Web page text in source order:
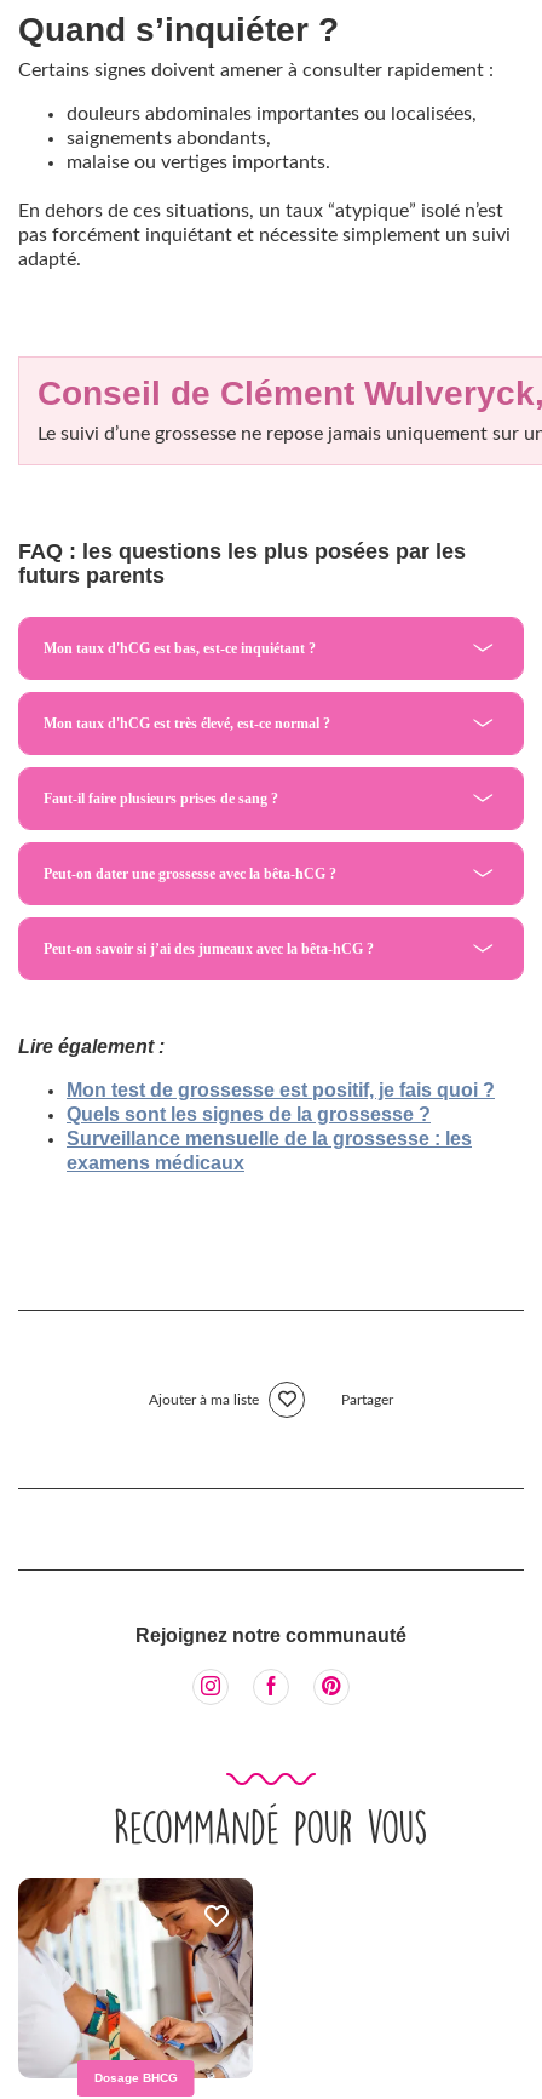
Quand s’inquiéter ?
Certains signes doivent amener à consulter rapidement :
douleurs abdominales importantes ou localisées,
saignements abondants,
malaise ou vertiges importants.
En dehors de ces situations, un taux “atypique” isolé n’est
pas forcément inquiétant et nécessite simplement un suivi
adapté.
Conseil de Clément
Le suivi d’une grossesse ne repose jamais uniquement sur
FAQ : les questions les plus posées par les
futurs parents
Mon taux d'hCG est bas, est-ce inquiétant ?
Mon taux d'hCG est très élevé, est-ce normal ?
Faut-il faire plusieurs prises de sang ?
Peut-on dater une grossesse avec la bêta-hCG ?
Peut-on savoir si j’ai des jumeaux avec la bêta-hCG ?
Lire également :
Mon test de grossesse est positif, je fais quoi ?
Quels sont les signes de la grossesse ?
Surveillance mensuelle de la grossesse : les
examens médicaux
Ajouter à ma liste Partager
Rejoignez notre communauté
Recommandé pour vous
Dosage BHCG